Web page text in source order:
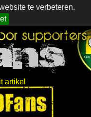
te verbeteren.
artikel